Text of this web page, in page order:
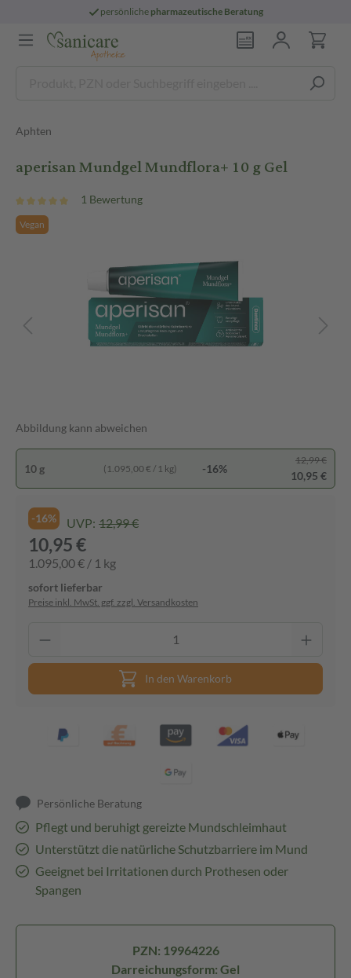
persönliche pharmazeutische Beratung
Aphten
aperisan Mundgel Mundflora+ 10 g Gel
1 Bewertung
Vegan
Abbildung kann abweichen
10 g (1.095,00 € / 1 kg) -16%
12,99 €
10,95 €
-16% UVP: 12,99 €
10,95 €
1.095,00 € / 1 kg
sofort lieferbar
Preise inkl. MwSt. ggf. zzgl. Versandkosten
In den Warenkorb
Persönliche Beratung
Pflegt und beruhigt gereizte Mundschleimhaut
Unterstützt die natürliche Schutzbarriere im Mund
Geeignet bei Irritationen durch Prothesen oder
Spangen
PZN: 19964226
Darreichungsform: Gel